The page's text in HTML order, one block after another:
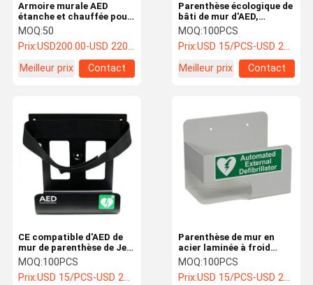
Armoire murale AED
étanche et chauffée pour
l&#39;extérieur, nouveau
DESIGN 2026, avec
alarme sonore
MOQ:50
Prix:USD200.00-USD 220.00
Meilleur prix
Contact
Parenthèse écologique de
bâti de mur d'AED,
support matériel d'AED en
métal
MOQ:100PCS
Prix:USD 15/PCS-USD 20/PCS
Meilleur prix
Contact
CE compatible d'AED de
mur de parenthèse de Je-
protection de
défibrillateur durable de
SP1 diplômée
MOQ:100PCS
Prix:USD 15/PCS-USD 20/PCS
Parenthèse de mur en
acier laminée à froid
d'AED, parenthèse de mur
de défibrillateur d'AED de
premiers secours de
MOQ:100PCS
Prix:USD 15/PCS-USD 20/PCS